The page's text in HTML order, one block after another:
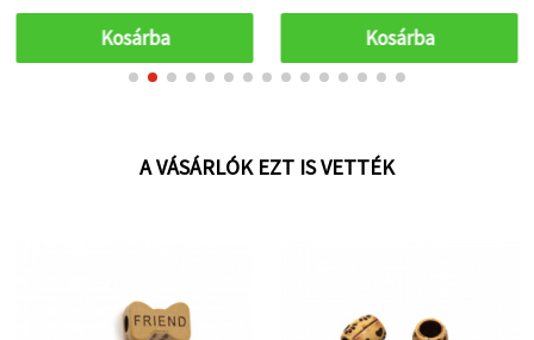
Kosárba
ékszerkészítéshez és
Kosárba
A VÁSÁRLÓK EZT IS VETTÉK